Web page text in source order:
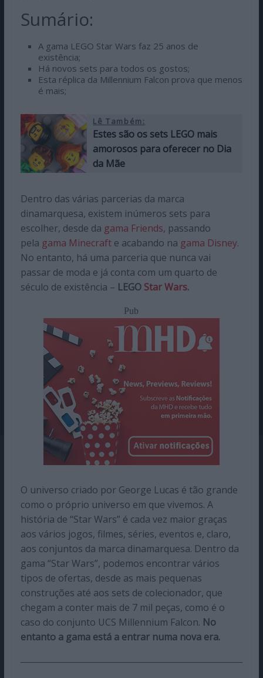
Sumário:
A gama LEGO Star Wars faz 25 anos de
existência;
Há novos sets para todos os gostos;
Esta réplica da Millennium Falcon prova que menos
é mais;
Lê Também:
Estes são os sets LEGO mais
amorosos para oferecer no Dia
da Mãe
Dentro das várias parcerias da marca
dinamarquesa, existem inúmeros sets para
escolher, desde da gama Friends, passando
pela gama Minecrafte acabando na gama Disney.
No entanto, há uma parceria que nunca vai
passar de moda e já conta com um quarto de
século de existência – LEGO Star Wars.
Pub
O universo criado por George Lucas é tão grande
como o próprio universo em que vivemos. A
história de “Star Wars” é cada vez maior graças
aos vários jogos, filmes, séries, eventos e, claro,
aos conjuntos da marca dinamarquesa. Dentro da
gama “Star Wars”, podemos encontrar vários
tipos de ofertas, desde as mais pequenas
construções até aos sets de colecionador, que
chegam a conter mais de 7 mil peças, como é o
caso do conjunto UCS Millennium Falcon. No
entanto a gama está a entrar numa nova era.